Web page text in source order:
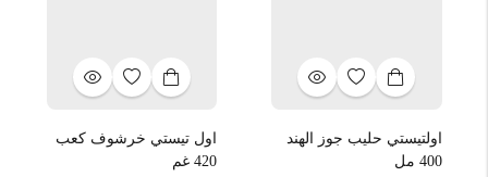
اولتيستي حليب جوز الهند
400 مل
اول تيستي خرشوف كعب
420 غم